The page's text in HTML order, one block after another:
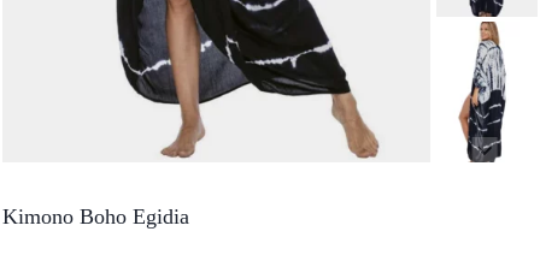
Kimono Boho Egidia